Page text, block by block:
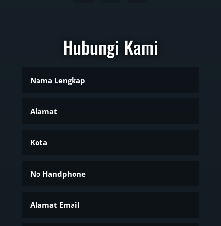
Hubungi Kami